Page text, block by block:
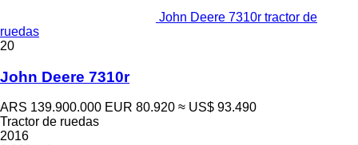
John Deere 7310r tractor de
ruedas
20
John Deere 7310r
ARS 139.900.000 EUR 80.920 ≈ US$ 93.490
Tractor de ruedas
2016